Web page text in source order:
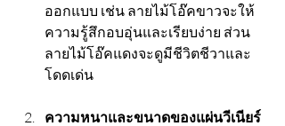
ออกแบบ เช่น ลายไม้โอ๊คขาวจะให้
ความรู้สึกอบอุ่นและเรียบง่าย ส่วน
ลายไม้โอ๊คแดงจะดูมีชีวิตชีวาและ
โดดเด่น
ความหนาและขนาดของแผ่นวีเนียร์